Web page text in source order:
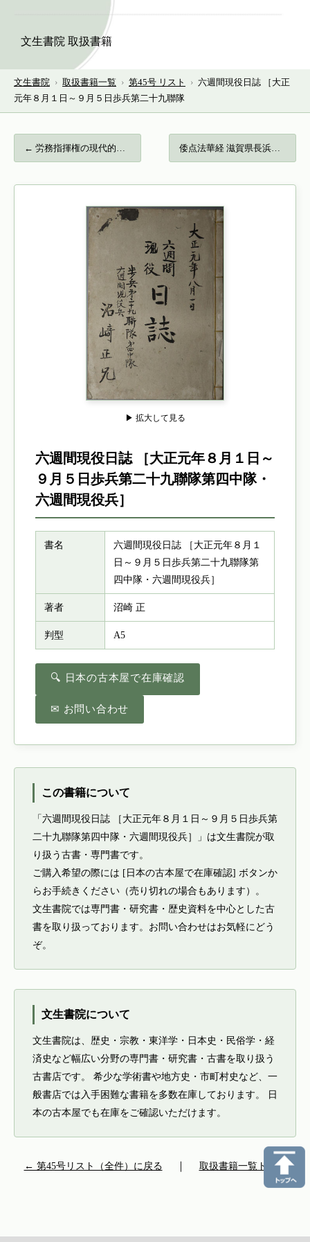
文生書院 取扱書籍
文生書院 › 取扱書籍一覧 › 第45号 リスト › 六週間現役日誌 ［大正
元年８月１日～９月５日歩兵第二十九聯隊
← 労務指揮権の現代的展開 労働契約における… 倭点法華経 滋賀県長浜市八幡宮蔵 心空版… →
▶ 拡大して見る
六週間現役日誌 ［大正元年８月１日～
９月５日歩兵第二十九聯隊第四中隊・
六週間現役兵］
書名
六週間現役日誌 ［大正元年８月１
日～９月５日歩兵第二十九聯隊第
四中隊・六週間現役兵］
著者 沼崎 正
判型 A5
🔍 日本の古本屋で在庫確認
✉ お問い合わせ
この書籍について
「六週間現役日誌 ［大正元年８月１日～９月５日歩兵第
二十九聯隊第四中隊・六週間現役兵］」は文生書院が取
り扱う古書・専門書です。
ご購入希望の際には [日本の古本屋で在庫確認] ボタンか
らお手続きください（売り切れの場合もあります）。
文生書院では専門書・研究書・歴史資料を中心とした古
書を取り扱っております。お問い合わせはお気軽にどう
ぞ。
文生書院について
文生書院は、歴史・宗教・東洋学・日本史・民俗学・経
済史など幅広い分野の専門書・研究書・古書を取り扱う
古書店です。 希少な学術書や地方史・市町村史など、一
般書店では入手困難な書籍を多数在庫しております。 日
本の古本屋でも在庫をご確認いただけます。
← 第45号リスト（全件）に戻る 取扱書籍一覧トップ